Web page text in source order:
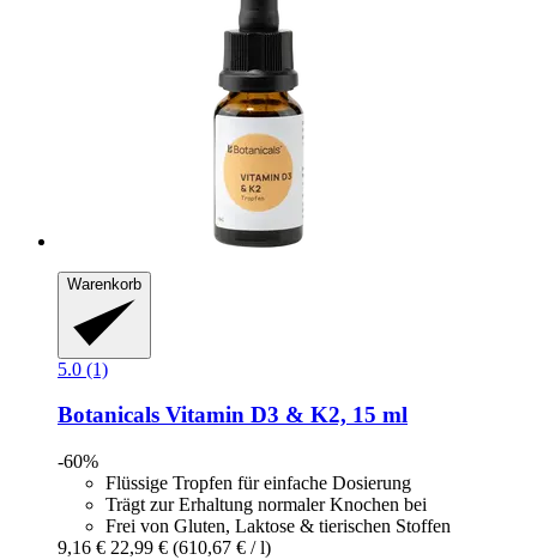
Warenkorb
5.0 (1)
Botanicals Vitamin D3 & K2, 15 ml
-60%
Flüssige Tropfen für einfache Dosierung
Trägt zur Erhaltung normaler Knochen bei
Frei von Gluten, Laktose & tierischen Stoffen
9,16 € 22,99 € (610,67 € / l)